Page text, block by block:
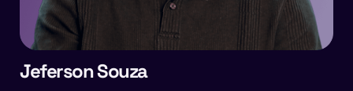
Jeferson Souza